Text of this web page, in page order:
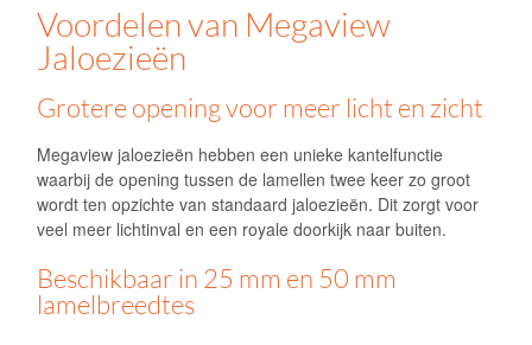
Voordelen van Megaview
Jaloezieën
Grotere opening voor meer licht en zicht
Megaview jaloezieën hebben een unieke kantelfunctie
waarbij de opening tussen de lamellen twee keer zo groot
wordt ten opzichte van standaard jaloezieën. Dit zorgt voor
veel meer lichtinval en een royale doorkijk naar buiten.
Beschikbaar in 25 mm en 50 mm
lamelbreedtes